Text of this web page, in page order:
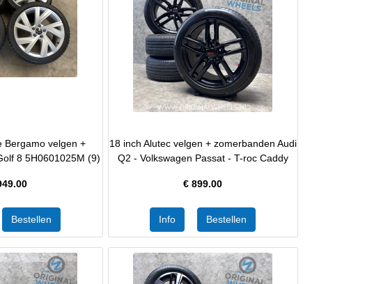
Bergamo velgen +
8 5H0601025M (9)
18 inch Alutec velgen + zomerbanden Audi
Q2 - Volkswagen Passat - T-roc Caddy
€899.00